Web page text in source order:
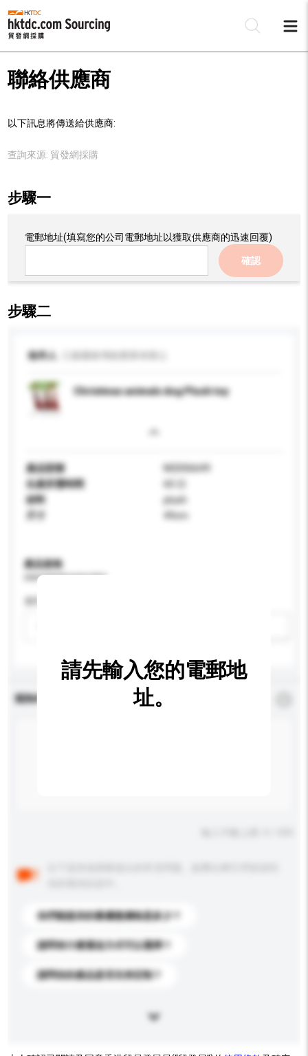
聯絡供應商
以下訊息將傳送給供應商:
查詢來源: 貿發網採購
步驟一
電郵地址(填寫您的公司電郵地址以獲取供應商的迅速回覆)
確認
步驟二
收件人
Christmas animals dog Plush toy
產品型號
M2006649
生產所需時間
60 日
材料
plush
49cm
產品規格
請提供您對產品的特定要求。
查詢內容
你們能提供的最優惠價格是多少？
請問有什麼運送方式可以選擇？
請問你的產品是否支持定制？
請先輸入您的電郵地
址。